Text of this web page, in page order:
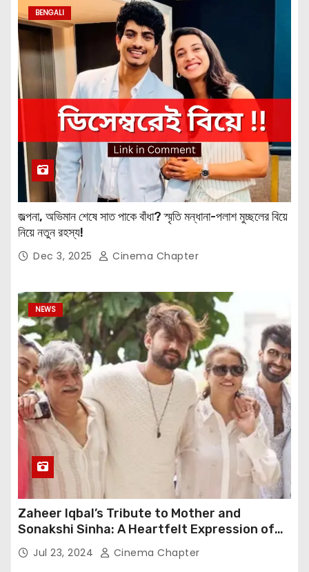
BENGALI
জল্পনা, অভিমান শেষে সাত পাকে বাঁধা? স্মৃতি মন্ধানা-পলাশ মুচ্ছলের বিয়ে
নিয়ে নতুন রহস্য!
Dec 3, 2025 Cinema Chapter
NEWS
Zaheer Iqbal’s Tribute to Mother and
Sonakshi Sinha: A Heartfelt Expression of
Gratitude
Jul 23, 2024 Cinema Chapter